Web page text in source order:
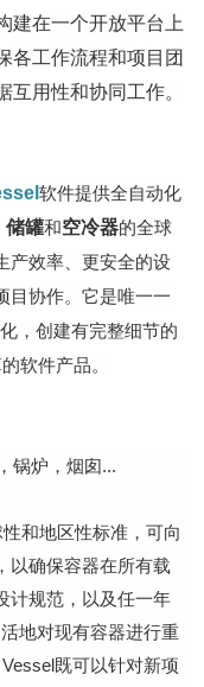
建在一个开放平台上
各工作流程和项目团
互用性和协同工作。
软件提供全自动化
储罐和空冷器的全球
产效率、更安全的设
目协作。它是唯一一
，创建有完整细节的
软件产品。
锅炉，烟囱...
和地区性标准，可向
以确保容器在所有载
计规范，以及任一年
地对现有容器进行重
既可以针对新项